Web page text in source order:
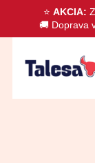
⭐ AKCIA:
🚚 Doprava
Preskočiť
Kyslá
18%